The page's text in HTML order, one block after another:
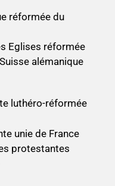
réformée du
Eglises réformée
alémanique
luthéro-réformée
unie de France
protestantes